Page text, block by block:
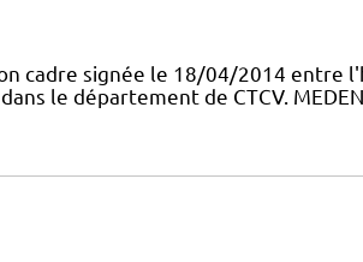
cadre signée le 18/04/2014 entre
le département de CTCV.